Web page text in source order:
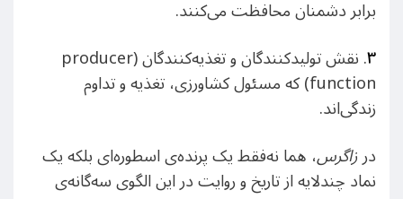
برابر دشمنان محافظت می‌کنند.
۳
. نقش تولیدکنندگان و تغذیه‌کنندگان (producer
function) که مسئول کشاورزی، تغذیه و تداوم
زندگی‌اند.
درزاگرس، هما نه‌فقط یک پرنده‌ی اسطوره‌ای بلکه یک
نماد چندلایه از تاریخ و روایت در این الگوی سه‌گانه‌ی